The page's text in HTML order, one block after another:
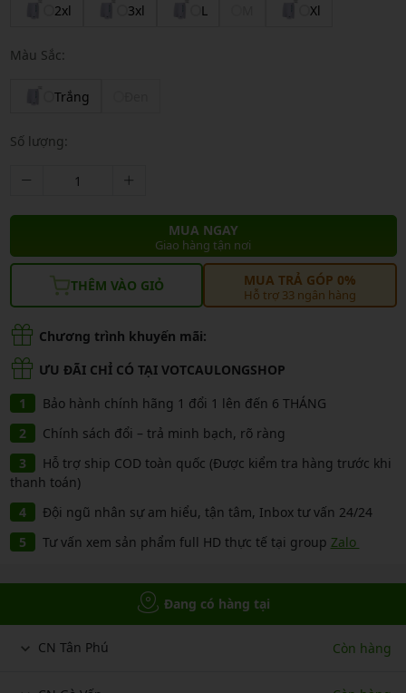
2xl 3xl L Xl
Màu Sắc:
Trắng
Số lượng:
MUA NGAY
Giao hàng tận nơi
THÊM VÀO GIỎ MUA TRẢ GÓP 0%
Hỗ trợ 33 ngân hàng
Chương trình khuyến mãi:
ƯU ĐÃI CHỈ CÓ TẠI VOTCAULONGSHOP
Bảo hành chính hãng 1 đổi 1 lên đến 6 THÁNG
Chính sách đổi – trả minh bạch, rõ ràng
Hỗ trợ ship COD toàn quốc (Được kiểm tra hàng trước khi
thanh toán)
Đội ngũ nhân sự am hiểu, tận tâm, Inbox tư vấn 24/24
Tư vấn xem sản phẩm full HD thực tế tại group Zalo
Đang có hàng tại
CN Tân Phú Còn hàng